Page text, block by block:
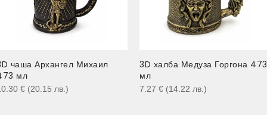
чаша Архангел Михаил
мл
€ (20.15 лв. )
3D халба Медуза Горгона 473
мл
7.27 € (14.22 лв. )